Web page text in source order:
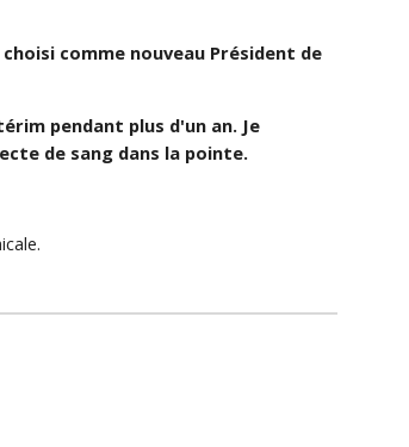
comme nouveau Président de
pendant plus d'un an. Je
de sang dans la pointe.